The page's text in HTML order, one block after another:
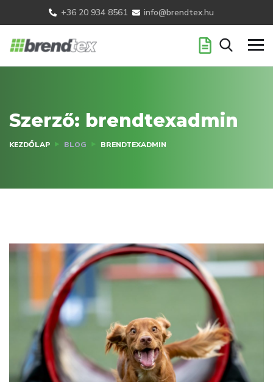
+36 20 934 8561 info@brendtex.hu
Szerző: brendtexadmin
KEZDŐLAP BLOG BRENDTEXADMIN